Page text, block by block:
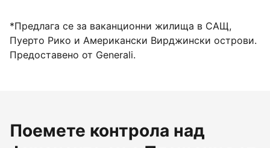
*Предлага се за ваканционни жилища в САЩ,
Пуерто Рико и Американски Вирджински острови.
Предоставено от Generali.
Поемете контрола над